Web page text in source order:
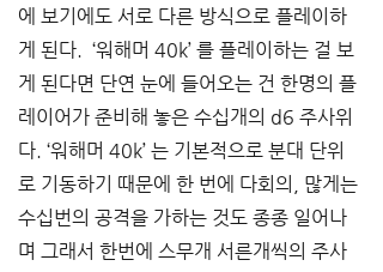
에 보기에도 서로 다른 방식으로 플레이하
게 된다.  ‘워해머 40k’ 를 플레이하는 걸 보
게 된다면 단연 눈에 들어오는 건 한명의 플
레이어가 준비해 놓은 수십개의 d6 주사위
다. ‘워해머 40k’ 는 기본적으로 분대 단위
로 기동하기 때문에 한 번에 다회의
많게는
수십번의 공격을 가하는 것도 종종 일어나
며 그래서 한번에 스무개 서른개씩의 주사